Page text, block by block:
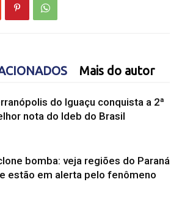
Mais do autor
do Iguaçu conquista a 2ª
nota do Ideb do Brasil
bomba: veja regiões do Paraná
estão em alerta pelo fenômeno